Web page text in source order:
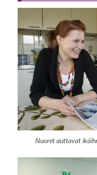
Nuoret auttavat